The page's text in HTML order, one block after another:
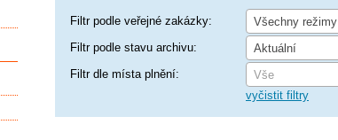
Filtr podle veřejné zakázky: Všechny režimy
Filtr podle stavu archivu:
Aktuální
Filtr dle místa plnění:
Vše
vyčistit filtry